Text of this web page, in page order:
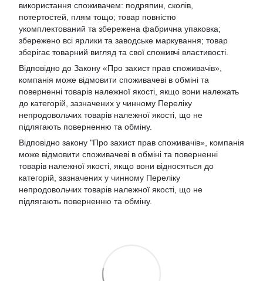
використання споживачем: подряпин, сколів,
потертостей, плям тощо; товар повністю
укомплектований та збережена фабрична упаковка;
збережено всі ярлики та заводське маркування; товар
зберігає товарний вигляд та свої споживчі властивості.
Відповідно до Закону «Про захист прав споживачів»,
компанія може відмовити споживачеві в обміні та
поверненні товарів належної якості, якщо вони належать
до категорій, зазначених у чинному Переліку
непродовольчих товарів належної якості, що не
підлягають поверненню та обміну.
Відповідно закону "Про захист прав споживачів» , компанія
може відмовити споживачеві в обміні та поверненні
товарів належної якості, якщо вони відносяться до
категорій, зазначених у чинному Переліку
непродовольчих товарів належної якості, що не
підлягають поверненню та обміну.